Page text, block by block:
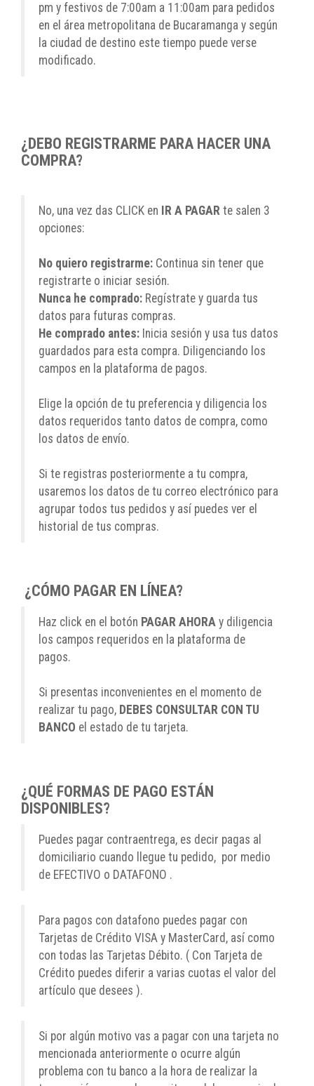
pm y festivos de 7:00am a 11:00am para pedidos
en el área metropolitana de Bucaramanga y según
la ciudad de destino este tiempo puede verse
modificado.
¿DEBO REGISTRARME PARA HACER UNA
COMPRA?
No, una vez das CLICK en IR A PAGAR te salen 3
opciones:
No quiero registrarme: Continua sin tener que
registrarte o iniciar sesión.
Nunca he comprado: Regístrate y guarda tus
datos para futuras compras.
He comprado antes: Inicia sesión y usa tus datos
guardados para esta compra. Diligenciando los
campos en la plataforma de pagos.
Elige la opción de tu preferencia y diligencia los
datos requeridos tanto datos de compra, como
los datos de envío.
Si te registras posteriormente a tu compra,
usaremos los datos de tu correo electrónico para
agrupar todos tus pedidos y así puedes ver el
historial de tus compras.
¿CÓMO PAGAR EN LÍNEA?
Haz click en el botón PAGAR AHORA y diligencia
los campos requeridos en la plataforma de
pagos.
Si presentas inconvenientes en el momento de
realizar tu pago, DEBES CONSULTAR CON TU
BANCO el estado de tu tarjeta.
¿QUÉ FORMAS DE PAGO ESTÁN
DISPONIBLES?
Puedes pagar contraentrega, es decir pagas al
domiciliario cuando llegue tu pedido, por medio
de EFECTIVO o DATAFONO .
Para pagos con datafono puedes pagar con
Tarjetas de Crédito VISA y MasterCard, así como
con todas las Tarjetas Débito. ( Con Tarjeta de
Crédito puedes diferir a varias cuotas el valor del
artículo que desees ).
Si por algún motivo vas a pagar con una tarjeta no
mencionada anteriormente o ocurre algún
problema con tu banco a la hora de realizar la